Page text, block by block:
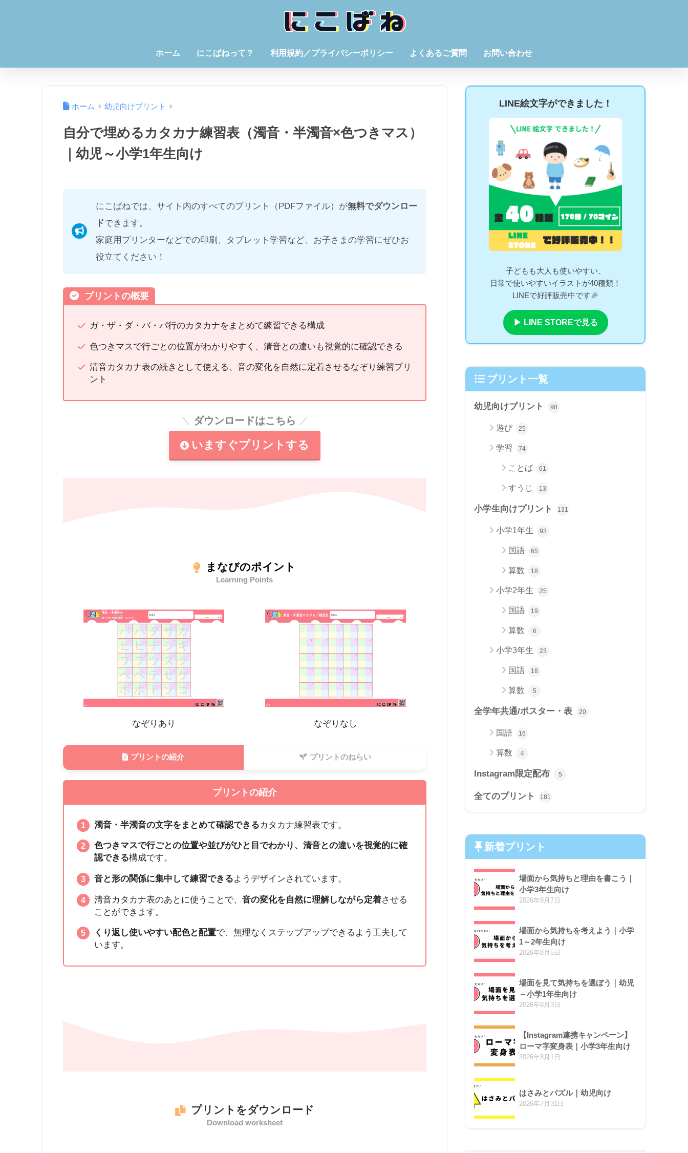
ホーム にこばねって？ 利用規約／プライバシーポリシー よくあるご質問 お問い合わせ
ホーム 幼児向けプリント
自分で埋めるカタカナ練習表（濁音・半濁音×色つきマス）
｜幼児～小学1年生向け
にこばねでは、サイト内のすべてのプリント（PDFファイル）が無料でダウンロー
ドできます。
家庭用プリンターなどでの印刷、タブレット学習など、お子さまの学習にぜひお
役立てください！
プリントの概要
ガ・ザ・ダ・バ・パ行のカタカナをまとめて練習できる構成
色つきマスで行ごとの位置がわかりやすく、清音との違いも視覚的に確認できる
清音カタカナ表の続きとして使える、音の変化を自然に定着させるなぞり練習プリ
ント
ダウンロードはこちら
いますぐプリントする
まなびのポイント
Learning Points
なぞりあり なぞりなし
プリントの紹介 プリントのねらい
プリントの紹介
濁音・半濁音の文字をまとめて確認できるカタカナ練習表です。
色つきマスで行ごとの位置や並びがひと目でわかり、清音との違いを視覚的に確
認できる構成です。
音と形の関係に集中して練習できるようデザインされています。
清音カタカナ表のあとに使うことで、 音の変化を自然に理解しながら定着させる
ことができます。
くり返し使いやすい配色と配置で、無理なくステップアップできるよう工夫して
います。
プリントをダウンロード
Download worksheet
LINE絵文字ができました！
子どもも大人も使いやすい、
日常で使いやすいイラストが40種類！
LINEで好評販売中です🎉
▶ LINE STOREで見る
プリント一覧
幼児向けプリント 98
遊び 25
学習 74
ことば 61
すうじ 13
小学生向けプリント 131
小学1年生 93
国語 65
算数 18
小学2年生 25
国語 19
算数 6
小学3年生 23
国語 18
算数 5
全学年共通/ポスター・表 20
国語 16
算数 4
Instagram限定配布 5
全てのプリント 181
新着プリント
場面から気持ちと理由を書こう｜
小学3年生向け
2026年8月7日
場面から気持ちを考えよう｜小学
1～2年生向け
2026年8月5日
場面を見て気持ちを選ぼう｜幼児
～小学1年生向け
2026年8月3日
【Instagram連携キャンペーン】
ローマ字変身表｜小学3年生向け
2026年8月1日
はさみとパズル｜幼児向け
2026年7月31日